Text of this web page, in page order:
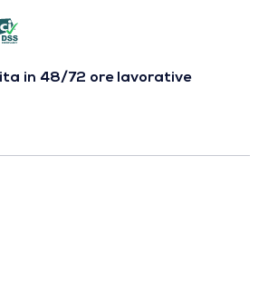
in 48/72 ore lavorative